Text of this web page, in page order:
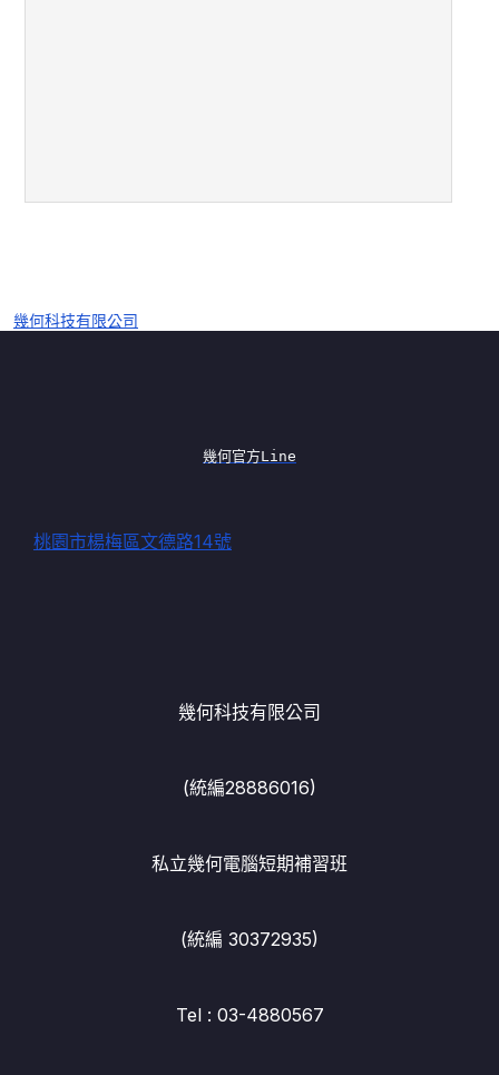
幾何科技有限公司
幾何官方Line
桃園市楊梅區文德路14號
幾何科技有限公司
(統編28886016)
私立幾何電腦短期補習班
(統編 30372935)
Tel : 03-4880567